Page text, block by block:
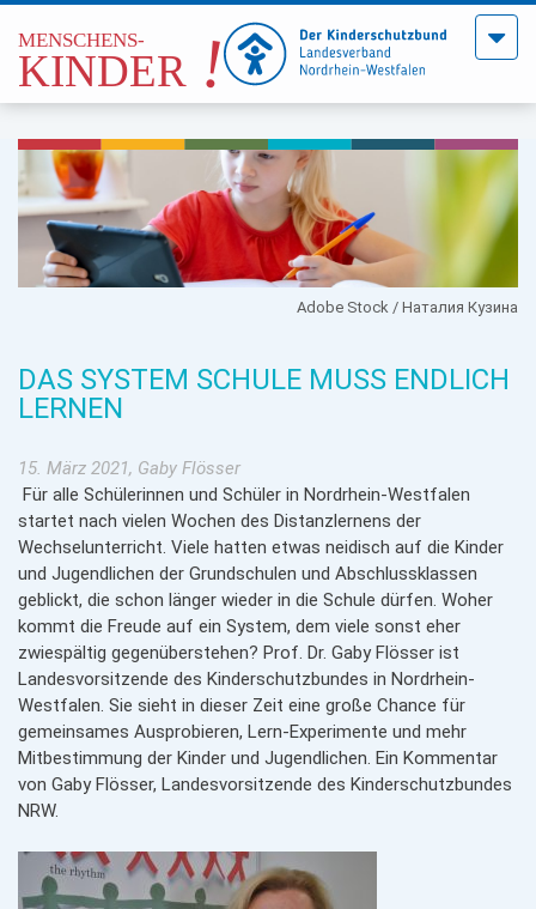
Menü
Adobe Stock / Наталия Кузина
DAS SYSTEM SCHULE MUSS ENDLICH
LERNEN
15. März 2021, Gaby Flösser
Für alle Schülerinnen und Schüler in Nordrhein-Westfalen
startet nach vielen Wochen des Distanzlernens der
Wechselunterricht. Viele hatten etwas neidisch auf die Kinder
und Jugendlichen der Grundschulen und Abschlussklassen
geblickt, die schon länger wieder in die Schule dürfen. Woher
kommt die Freude auf ein System, dem viele sonst eher
zwiespältig gegenüberstehen? Prof. Dr. Gaby Flösser ist
Landesvorsitzende des Kinderschutzbundes in Nordrhein-
Westfalen. Sie sieht in dieser Zeit eine große Chance für
gemeinsames Ausprobieren, Lern-Experimente und mehr
Mitbestimmung der Kinder und Jugendlichen. Ein Kommentar
von Gaby Flösser, Landesvorsitzende des Kinderschutzbundes
NRW.